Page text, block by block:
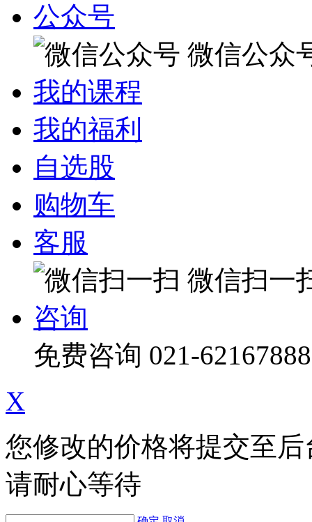
公众号
微信公众
我的课程
我的福利
自选股
购物车
客服
微信扫一
咨询
免费咨询 021-62167888
X
您修改的价格将提交至
请耐心等待